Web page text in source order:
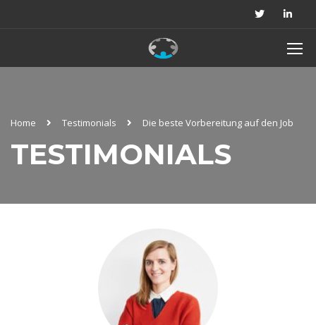
Home Testimonials Die beste Vorbereitung auf den Job
TESTIMONIALS